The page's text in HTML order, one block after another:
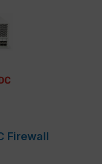
Firewall